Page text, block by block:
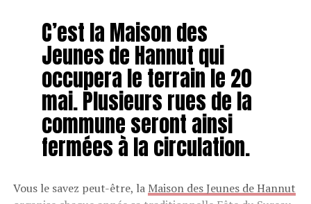
C’est la Maison des
Jeunes de Hannut qui
occupera le terrain le 20
mai. Plusieurs rues de la
commune seront ainsi
fermées à la circulation.
Vous le savez peut-être, la Maison des Jeunes de Hannut